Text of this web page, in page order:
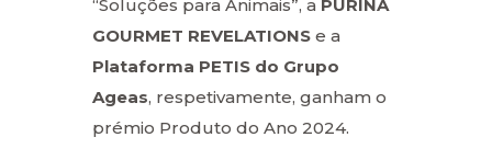
“Soluções para Animais”, a PURINA
GOURMET REVELATIONS e a
Plataforma PETIS do Grupo
Ageas, respetivamente, ganham o
prémio Produto do Ano 2024.